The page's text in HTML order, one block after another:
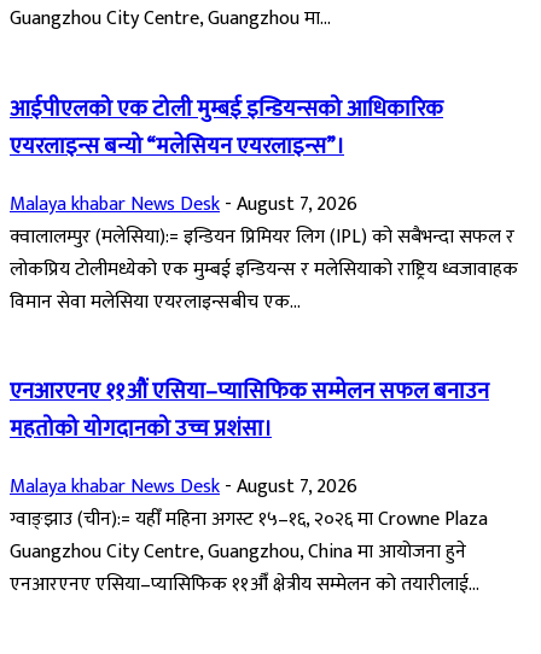
Guangzhou City Centre, Guangzhou मा...
आईपीएलको एक टोली मुम्बई इन्डियन्सको आधिकारिक
एयरलाइन्स बन्यो “मलेसियन एयरलाइन्स”।
Malaya khabar News Desk-August 7, 2026
क्वालालम्पुर (मलेसिया):= इन्डियन प्रिमियर लिग (IPL) को सबैभन्दा सफल र
लोकप्रिय टोलीमध्येको एक मुम्बई इन्डियन्स र मलेसियाको राष्ट्रिय ध्वजावाहक
विमान सेवा मलेसिया एयरलाइन्सबीच एक...
एनआरएनए ११औं एसिया–प्यासिफिक सम्मेलन सफल बनाउन
महतोको योगदानको उच्च प्रशंसा।
Malaya khabar News Desk-August 7, 2026
ग्वाङ्झाउ (चीन):= यहीँ महिना अगस्ट १५–१६, २०२६ मा Crowne Plaza
Guangzhou City Centre, Guangzhou, China मा आयोजना हुने
एनआरएनए एसिया–प्यासिफिक ११औँ क्षेत्रीय सम्मेलन को तयारीलाई...